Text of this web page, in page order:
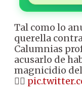
Tal como lo
querella
Calumnias
acusarlo de
magnicidio del
👇🏻